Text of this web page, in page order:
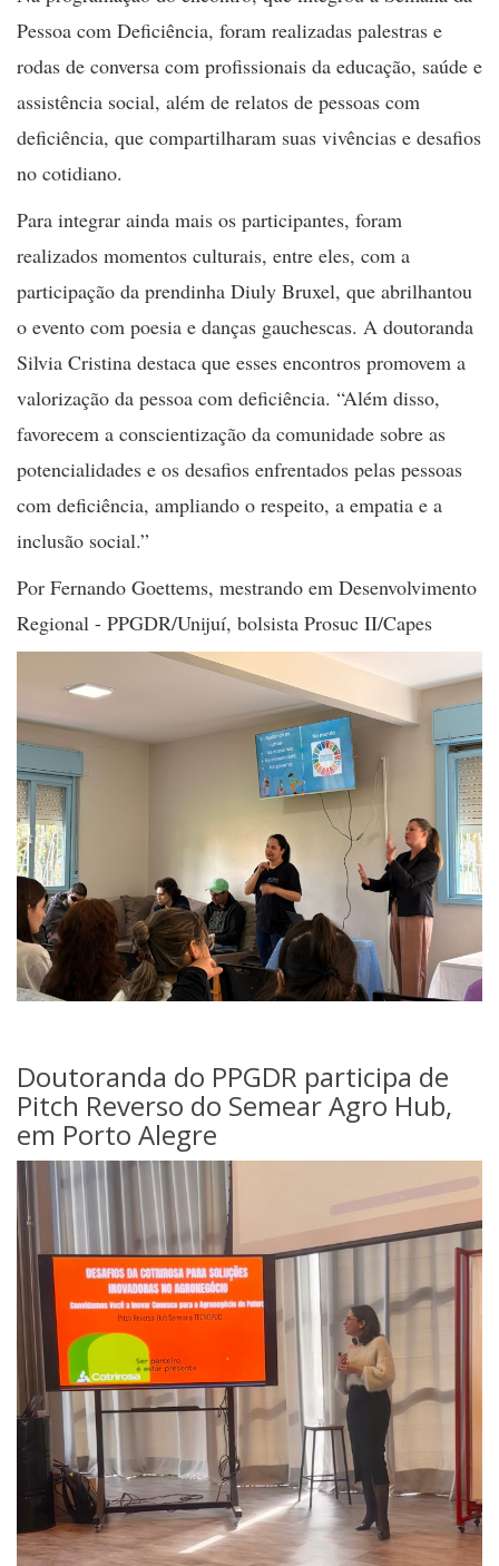
Pessoa com Deficiência, foram realizadas palestras e
rodas de conversa com profissionais da educação, saúde e
assistência social, além de relatos de pessoas com
deficiência, que compartilharam suas vivências e desafios
no cotidiano.
Para integrar ainda mais os participantes, foram
realizados momentos culturais, entre eles, com a
participação da prendinha Diuly Bruxel, que abrilhantou
o evento com poesia e danças gauchescas. A doutoranda
Silvia Cristina destaca que esses encontros promovem a
valorização da pessoa com deficiência. “Além disso,
favorecem a conscientização da comunidade sobre as
potencialidades e os desafios enfrentados pelas pessoas
com deficiência, ampliando o respeito, a empatia e a
inclusão social.”
Por Fernando Goettems, mestrando em Desenvolvimento
Regional - PPGDR/Unijuí, bolsista Prosuc II/Capes
Doutoranda do PPGDR participa de
Pitch Reverso do Semear Agro Hub,
em Porto Alegre